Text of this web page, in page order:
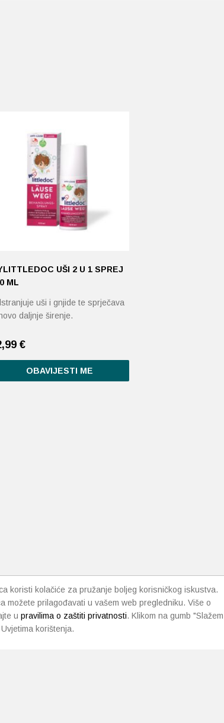
UŠI 2 U 1 SPREJ
ML
uši i gnjide te sprječava
daljnje širenje.
€
OBAVIJESTI ME
koristi kolačiće za pružanje boljeg korisničkog iskustva.
možete prilagođavati u vašem web pregledniku. Više o
u pravilima o zaštiti privatnosti. Klikom na gumb "Slažem
korištenja.